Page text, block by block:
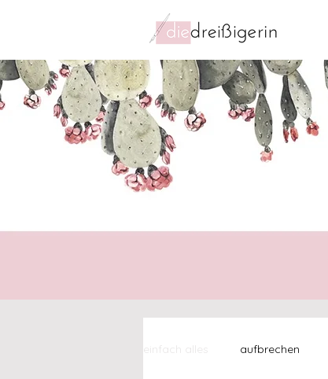
einfach alles aufbrechen